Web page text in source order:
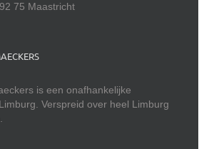
75 Maastricht
is een onafhankelijke
Verspreid over heel Limburg